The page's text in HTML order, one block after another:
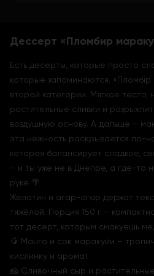
Дессерт «Пломбир
Есть десерты, которые просто
которые запоминаются. «Пломбір
второй категории. Мягкое тесто,
растительные сливки и
воздушную основу. А дальше –
эта нежность раскрывается по-
которая балансирует сладкое,
– и ты уже не в Днепре, а где-то
руке 🌴
Желатин и агар-агар держат
тяжёлой. Порция 150 г –
тот десерт, которым смакуешь
🥭 Манго и сок маракуйи –
кислинку и аромат
🧀 Сливочный сыр и